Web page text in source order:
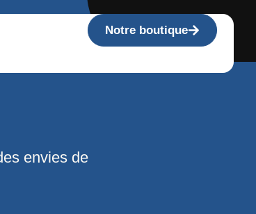
Notre boutique
envies de